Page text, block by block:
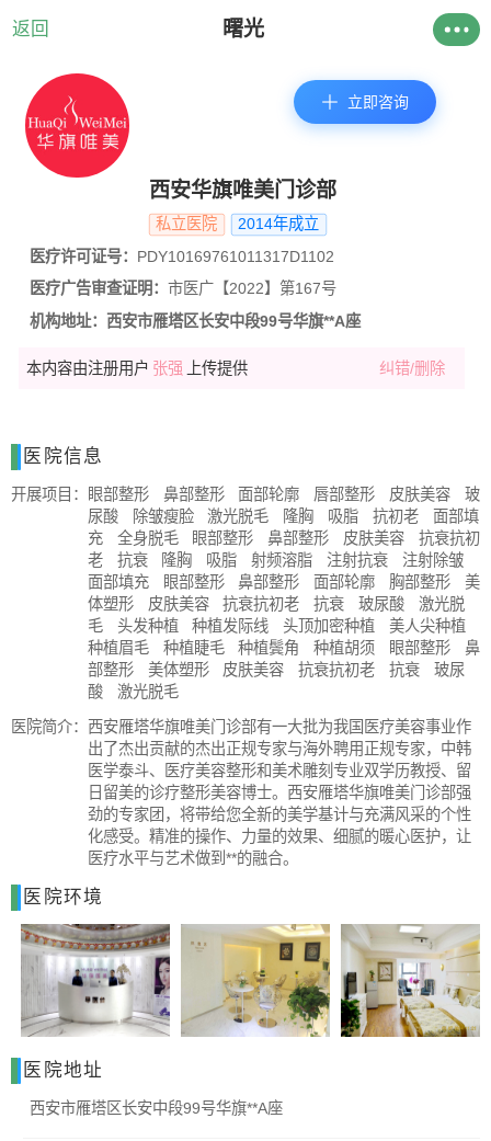
返回 曙光
立即咨询
西安华旗唯美门诊部
私立医院
2014年成立
医疗许可证号： PDY10169761011317D1102
医疗广告审查证明：市医广【2022】第167号
机构地址： 西安市雁塔区长安中段99号华旗**A座
本内容由注册用户 张强 上传提供 纠错/删除
医院信息
开展项目： 眼部整形 鼻部整形 面部轮廓 唇部整形 皮肤美容
玻
尿酸
除皱瘦脸 激光脱毛 隆胸 吸脂 抗初老
面部填
充
全身脱毛 眼部整形 鼻部整形 皮肤美容
抗衰抗初
老
抗衰 隆胸 吸脂 射频溶脂 注射抗衰
注射除皱
面部填充
眼部整形 鼻部整形 面部轮廓 胸部整形
美
体塑形
皮肤美容 抗衰抗初老 抗衰 玻尿酸
激光脱
毛
头发种植 种植发际线 头顶加密种植
美人尖种植
种植眉毛
种植睫毛 种植鬓角 种植胡须 眼部整形
鼻
部整形
美体塑形 皮肤美容 抗衰抗初老 抗衰
玻尿
酸
激光脱毛
医院简介： 西安雁塔华旗唯美门诊部有一大批为我国医疗美容事业作
出了杰出贡献的杰出正规专家与海外聘用正规专家，中韩
医学泰斗、医疗美容整形和美术雕刻专业双学历教授、留
日留美的诊疗整形美容博士。西安雁塔华旗唯美门诊部强
劲的专家团，将带给您全新的美学基计与充满风采的个性
化感受。精准的操作、力量的效果、细腻的暖心医护，让
医疗水平与艺术做到**的融合。
医院环境
医院地址
西安市雁塔区长安中段99号华旗**A座